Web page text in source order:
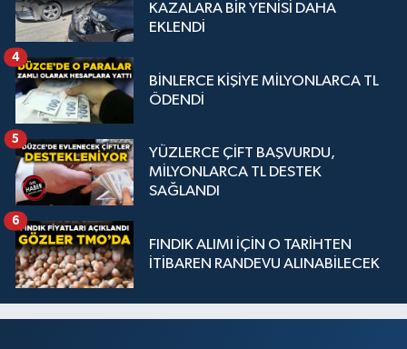
KAZALARA BİR YENİSİ DAHA
EKLENDİ
BİNLERCE KİŞİYE MİLYONLARCA TL
ÖDENDİ
4
YÜZLERCE ÇİFT BAŞVURDU,
MİLYONLARCA TL DESTEK
SAĞLANDI
5
FINDIK ALIMI İÇİN O TARİHTEN
İTİBAREN RANDEVU ALINABİLECEK
6